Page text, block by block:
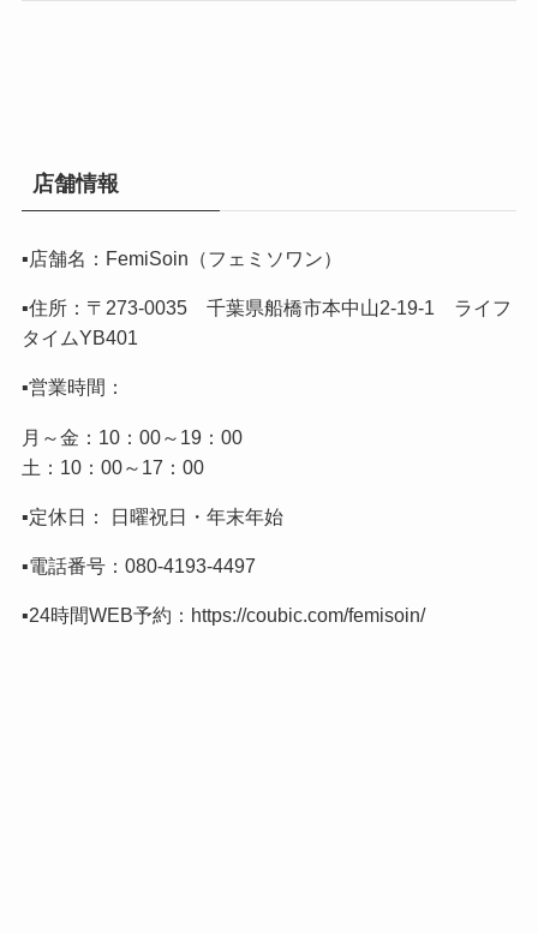
店舗情報
▪️店舗名：FemiSoin（フェミソワン）
▪️住所：〒273-0035 千葉県船橋市本中山2-19-1 ライフ
タイムYB401
▪️営業時間：
月～金：10：00～19：00
土：10：00～17：00
▪️定休日： 日曜祝日・年末年始
▪️電話番号： 080-4193-4497
▪️24時間WEB予約： https://coubic.com/femisoin/